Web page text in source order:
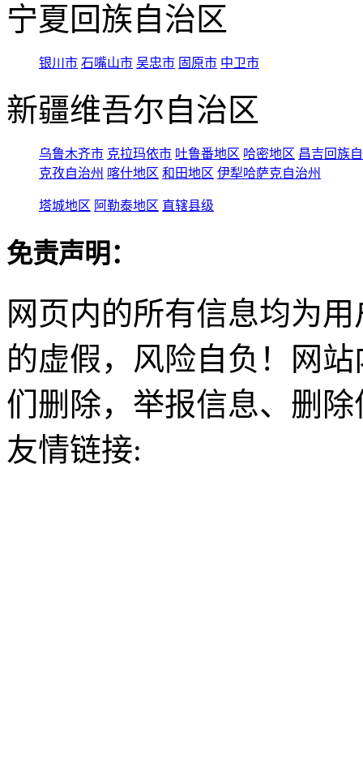
宁夏回族自治区
银川市 石嘴山市 吴忠市 固原市 中卫市
新疆维吾尔自治区
乌鲁木齐市 克拉玛依市 吐鲁番地区 哈密地区 昌吉回族
克孜自治州 喀什地区 和田地区 伊犁哈萨克自治州
塔城地区 阿勒泰地区 直辖县级
免责声明：
网页内的所有信息均为
的虚假，风险自负！网
们删除，举报信息、删
友情链接: